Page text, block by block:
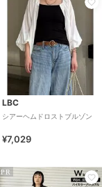
LBC
シアーヘムドロストブルゾン
¥7,029
PR